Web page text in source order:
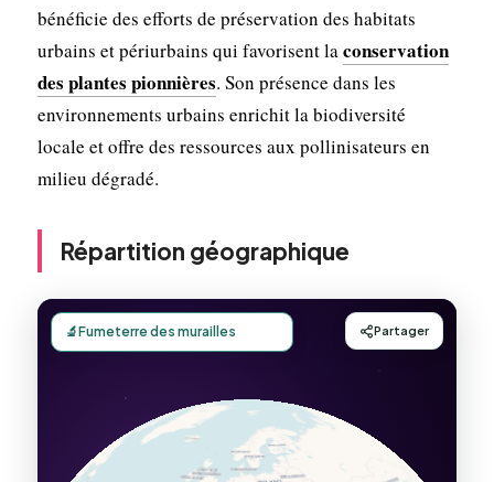
bénéficie des efforts de préservation des habitats
urbains et périurbains qui favorisent laconservation
des plantes pionnières. Son présence dans les
environnements urbains enrichit la biodiversité
locale et offre des ressources aux pollinisateurs en
milieu dégradé.
Répartition géographique